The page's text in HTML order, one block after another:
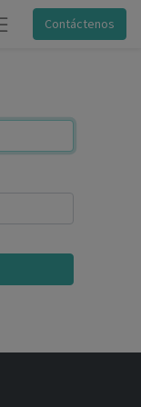
Contáctenos